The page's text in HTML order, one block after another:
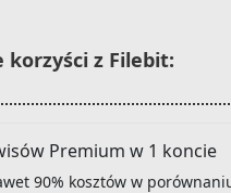
korzyści z Filebit:
Premium w 1 koncie
90% kosztów w